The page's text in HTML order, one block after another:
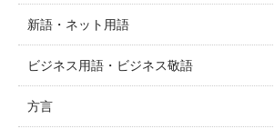
新語・ネット用語
ビジネス用語・ビジネス敬語
方言